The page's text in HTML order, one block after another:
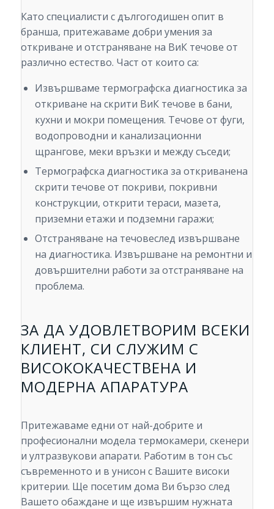
Като специалисти с дългогодишен опит в
бранша, притежаваме добри умения за
откриване и отстраняване на ВиК течове от
различно естество. Част от които са:
Извършваме термографска диагностика за
откриване на скрити ВиК течове в бани,
кухни и мокри помещения. Течове от фуги,
водопроводни и канализационни
щрангове, меки връзки и между съседи;
Термографска диагностика за откриванена
скрити течове от покриви, покривни
конструкции, открити тераси, мазета,
приземни етажи и подземни гаражи;
Отстраняване на течовеслед извършване
на диагностика. Извършване на ремонтни и
довършителни работи за отстраняване на
проблема.
ЗА ДА УДОВЛЕТВОРИМ ВСЕКИ
КЛИЕНТ, СИ СЛУЖИМ С
ВИСОКОКАЧЕСТВЕНА И
МОДЕРНА АПАРАТУРА
Притежаваме едни от най-добрите и
професионални модела термокамери, скенери
и ултразвукови апарати. Работим в тон със
съвременното и в унисон с Вашите високи
критерии. Ще посетим дома Ви бързо след
Вашето обаждане и ще извършим нужната